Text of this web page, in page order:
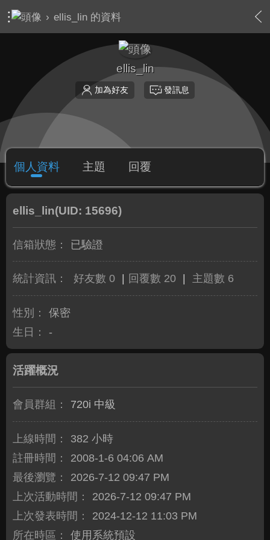
› ellis_lin 的資料
ellis_lin
加為好友 發訊息
個人資料 主題 回覆
ellis_lin(UID: 15696)
信箱狀態： 已驗證
統計資訊： 好友數 0 回覆數 20 主題數 6
性別：
保密
生日：
-
活躍概況
會員群組： 720i 中級
上線時間：
382 小時
註冊時間：
2008-1-6 04:06 AM
最後瀏覽：
2026-7-12 09:47 PM
上次活動時間：
2026-7-12 09:47 PM
上次發表時間：
2024-12-12 11:03 PM
所在時區：
使用系統預設